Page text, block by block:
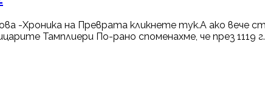
Хроника на Преврата кликнете тук.А ако вече
Тамплиери По-рано споменахме, че през 1119 г.